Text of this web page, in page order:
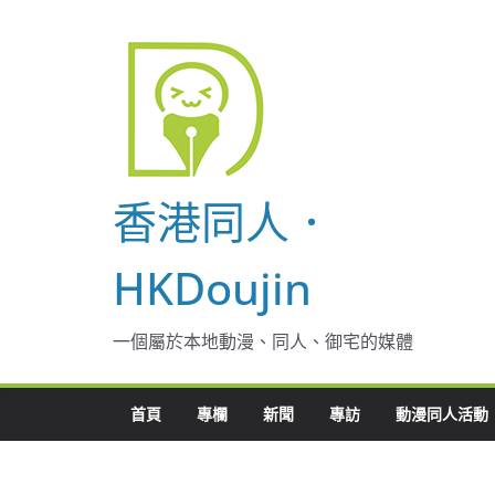
香港同人．
HKDoujin
一個屬於本地動漫、同人、御宅的媒體
首頁 專欄 新聞 專訪 動漫同人活動